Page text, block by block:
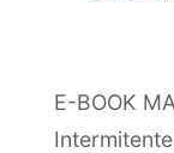
E-BOOK